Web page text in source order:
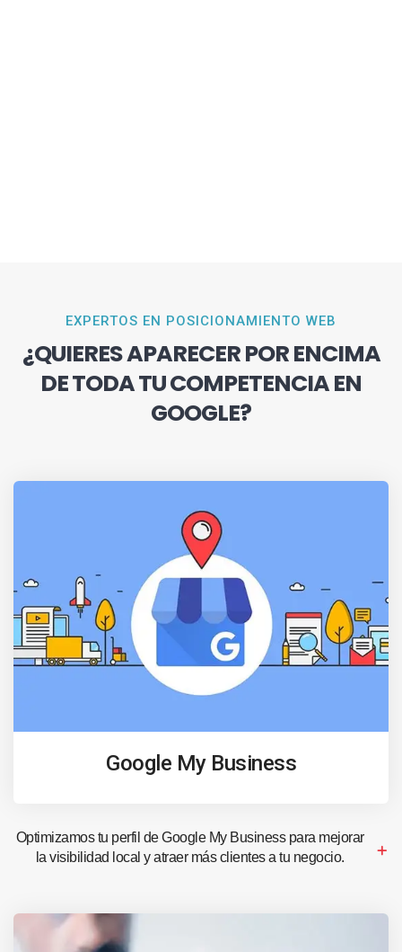
EXPERTOS EN POSICIONAMIENTO WEB
¿QUIERES APARECER POR ENCIMA
DE TODA TU COMPETENCIA EN
GOOGLE?
Google My Business
Optimizamos tu perfil de Google My Business para mejorar
la visibilidad local y atraer más clientes a tu negocio.